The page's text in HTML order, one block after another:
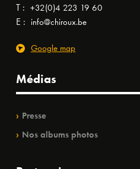
T : +32(0)4 223 19 60
E : info@chiroux.be
Google map
Médias
Presse
Nos albums photos